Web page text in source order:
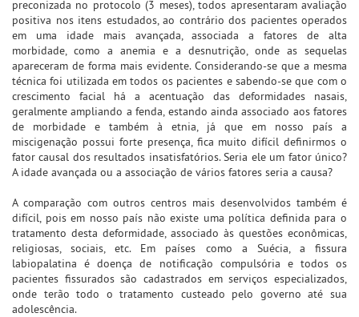
preconizada no protocolo (3 meses), todos apresentaram avaliação
positiva nos itens estudados, ao contrário dos pacientes operados
em uma idade mais avançada, associada a fatores de alta
morbidade, como a anemia e a desnutrição, onde as sequelas
apareceram de forma mais evidente. Considerando-se que a mesma
técnica foi utilizada em todos os pacientes e sabendo-se que com o
crescimento facial há a acentuação das deformidades nasais,
geralmente ampliando a fenda, estando ainda associado aos fatores
de morbidade e também à etnia, já que em nosso país a
miscigenação possui forte presença, fica muito difícil definirmos o
fator causal dos resultados insatisfatórios. Seria ele um fator único?
A idade avançada ou a associação de vários fatores seria a causa?
A comparação com outros centros mais desenvolvidos também é
difícil, pois em nosso país não existe uma política definida para o
tratamento desta deformidade, associado às questões econômicas,
religiosas, sociais, etc. Em países como a Suécia, a fissura
labiopalatina é doença de notificação compulsória e todos os
pacientes fissurados são cadastrados em serviços especializados,
onde terão todo o tratamento custeado pelo governo até sua
adolescência.